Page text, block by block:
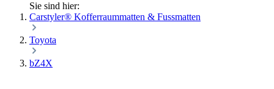
Sie sind hier:
Carstyler® Kofferraummatten & Fussmatten
Toyota
bZ4X